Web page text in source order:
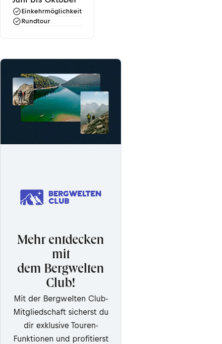
Einkehrmöglichkeit
Rundtour
Mehr entdecken
mit
dem Bergwelten
Club!
Mit der Bergwelten Club-
Mitgliedschaft sicherst du
dir exklusive Touren-
Funktionen und profitierst